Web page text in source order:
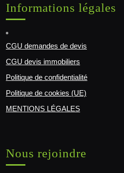
Informations légales
CGU demandes de devis
CGU devis immobiliers
Politique de confidentialité
Politique de cookies (UE)
MENTIONS LÉGALES
Nous rejoindre